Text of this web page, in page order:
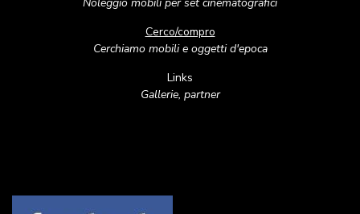
Cerco/compro
Cerchiamo mobili e oggetti d'epoca
Links
Gallerie, partner